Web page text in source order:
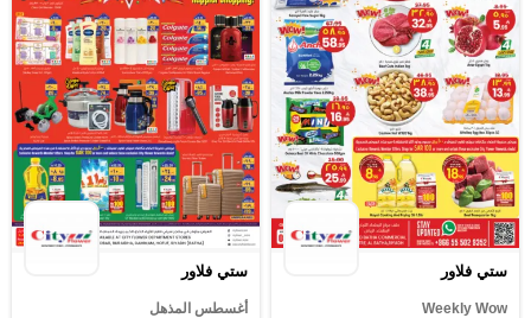
ستي فلاور
Weekly Wow
ستي فلاور
أغسطس المذهل